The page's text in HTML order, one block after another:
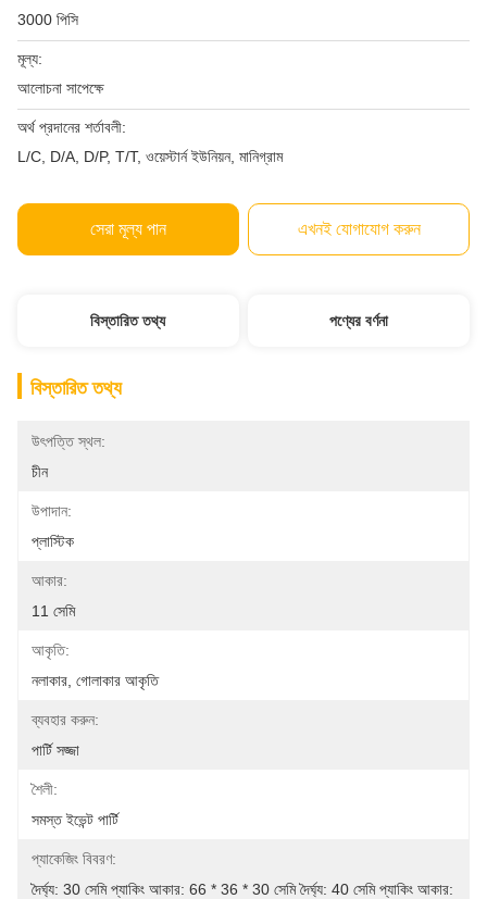
3000 পিসি
মূল্য:
আলোচনা সাপেক্ষে
অর্থ প্রদানের শর্তাবলী:
L/C, D/A, D/P, T/T, ওয়েস্টার্ন ইউনিয়ন, মানিগ্রাম
সেরা মূল্য পান এখনই যোগাযোগ করুন
বিস্তারিত তথ্য পণ্যের বর্ণনা
বিস্তারিত তথ্য
উৎপত্তি স্থল:
চীন
উপাদান:
প্লাস্টিক
আকার:
11 সেমি
আকৃতি:
নলাকার, গোলাকার আকৃতি
ব্যবহার করুন:
পার্টি সজ্জা
শৈলী:
সমস্ত ইভেন্ট পার্টি
প্যাকেজিং বিবরণ:
দৈর্ঘ্য: 30 সেমি প্যাকিং আকার: 66 * 36 * 30 সেমি দৈর্ঘ্য: 40 সেমি প্যাকিং আকার: